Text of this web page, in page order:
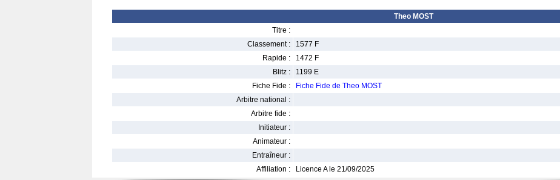
Theo MOST
Titre :
Classement :
1577 F
Rapide :
1472 F
Blitz :
1199 E
Fiche Fide :
Fiche Fide de Theo MOST
Arbitre national :
Arbitre fide :
Initiateur :
Animateur :
Entraîneur :
Affiliation :
Licence A le 21/09/2025